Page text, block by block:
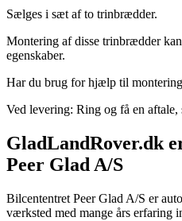
Sælges i sæt af to trinbrædder.
Montering af disse trinbrædder
egenskaber.
Har du brug for hjælp til
Ved levering: Ring og få en
GladLandRover.dk
Peer Glad A/S
Bilcententret Peer Glad A/S er
værksted med mange års erfaring